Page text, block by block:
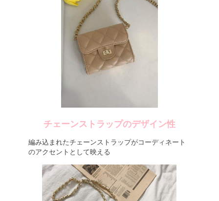
チェーンストラップのデザイン性
編み込まれたチェーンストラップがコーディネート
のアクセントとして映える